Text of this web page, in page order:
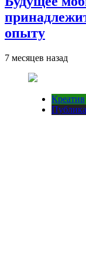
опыту
7 месяцев назад
Креатив